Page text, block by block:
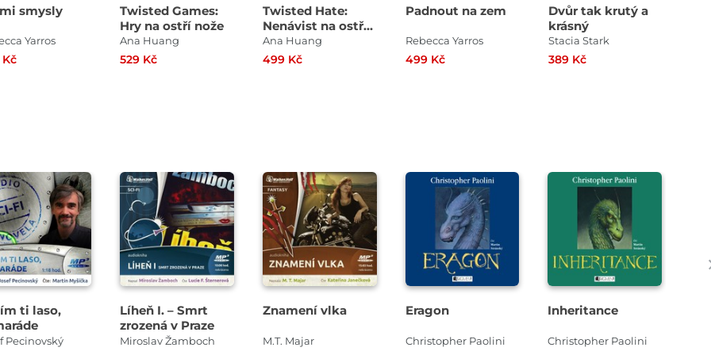
smysly
Yarros
Twisted Games:
Hry na ostří nože
Ana Huang
529 Kč
Twisted Hate:
Nenávist na ostří
nože
Ana Huang
499 Kč
Padnout na zem
Rebecca Yarros
499 Kč
Dvůr tak krutý a
krásný
Stacia Stark
389 Kč
ti laso,
Pecinovský
Líheň I. – Smrt
zrozená v Praze
Miroslav Žamboch
Přehrát
ukázku
Znamení vlka
M.T. Majar
Přehrát
ukázku
Eragon
Christopher Paolini
Přehrát
ukázku
Inheritance
Christopher Paolini
Přehrát
ukázku